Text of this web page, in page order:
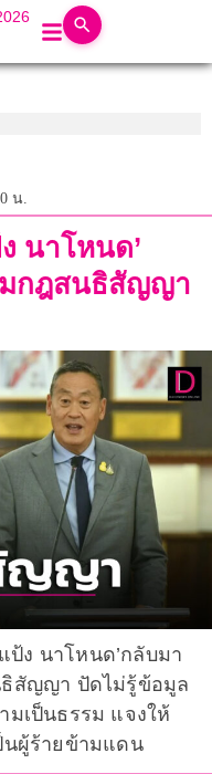
น.
นาโหนด’
กฎสนธิสัญญา
ป้ง นาโหนด’กลับมา
ธิสัญญา ปัดไม่รู้ข้อมูล
มเป็นธรรม แจงให้
นผู้ร้ายข้ามแดน